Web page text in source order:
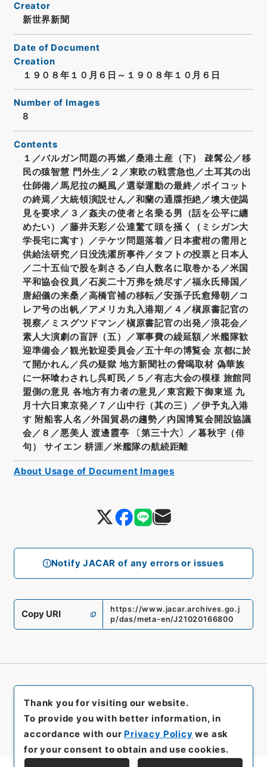
Notify JACAR of any errors or issues
Creator
新世界新聞
Date of Document
Creation
１９０８年１０月６日～１９０８年１０月６日
Number of Images
8
Contents
１／バルガン問題の再燃／桑港土産（下） 疎髯公／移
民の猿智慧 門外生／２／東欧の戦雲急也／土耳其の出
仕師備／馬尼拉の颶風／選挙運動の最終／ボイコット
の終焉／大統領演説せん／和蘭の通牒拒絶／墺大使謁
見を要求／３／姦夫の使者と名乗る男（話を公平に纏
めたい）／藤井天彩／公達驚て頭を掻く（ミシガン大
学長宅に寓す）／テケツ問題落着／日本蜜柑の需用と
供給法研究／日没洗濯所事件／タフトの投票と日本人
／二十五仙で股を刺さる／白人数名に取巻かる／米国
平和協会役員／石炭二十万弗を焼尽す／福永氏帰国／
唐紹儀の来桑／高橋官補の移転／安孫子氏愈帰朝／コ
レア号の出帆／アメリカ丸入港期／４／槇原書記官の
視察／ミスグツドマン／槇原書記官の出発／浪花会／
素人大演劇の盲評（五）／軍事費の繰延額／米艦隊歓
迎準備会／観光歓迎委員会／五十年の博覧会 京都に於
て開かれん／呉の疑獄 地方新聞社の脅喝取材 偽華族
に一杯喰わされし呉町民／５／有志大会の模様 旅館同
盟側の意見 各地方有力者の意見／東宮殿下御東巡 九
月十六日東京発／７／山中行（其の三）／伊予丸入港
す 附船客人名／外国貿易の趨勢／内国博覧会開設協議
会／８／悪美人 渡邊霞亭 〔第三十六〕／暮秋宇（俳
句） サイエン 耕涯／米艦隊の航続距離
Copy URI
https://www.jacar.archives.go.j
p/das/meta-en/J21020166800
About Usage of Document Images
Thank you for visiting our website.
To provide you with better information, in
accordance with our Privacy Policy we ask
for your consent to obtain and use cookies.